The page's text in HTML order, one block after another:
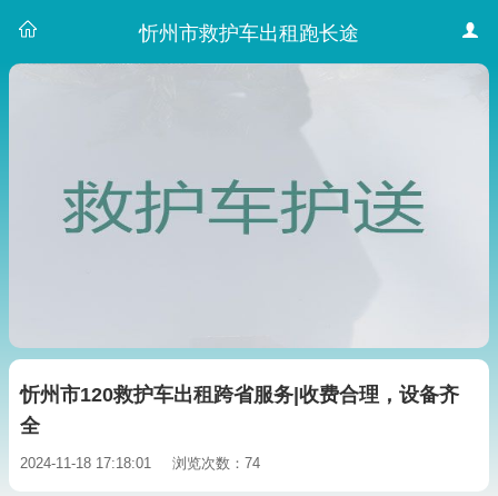
忻州市救护车出租跑长途
忻州市120救护车出租跨省服务|收费合理，设备齐
全
2024-11-18 17:18:01 浏览次数：74